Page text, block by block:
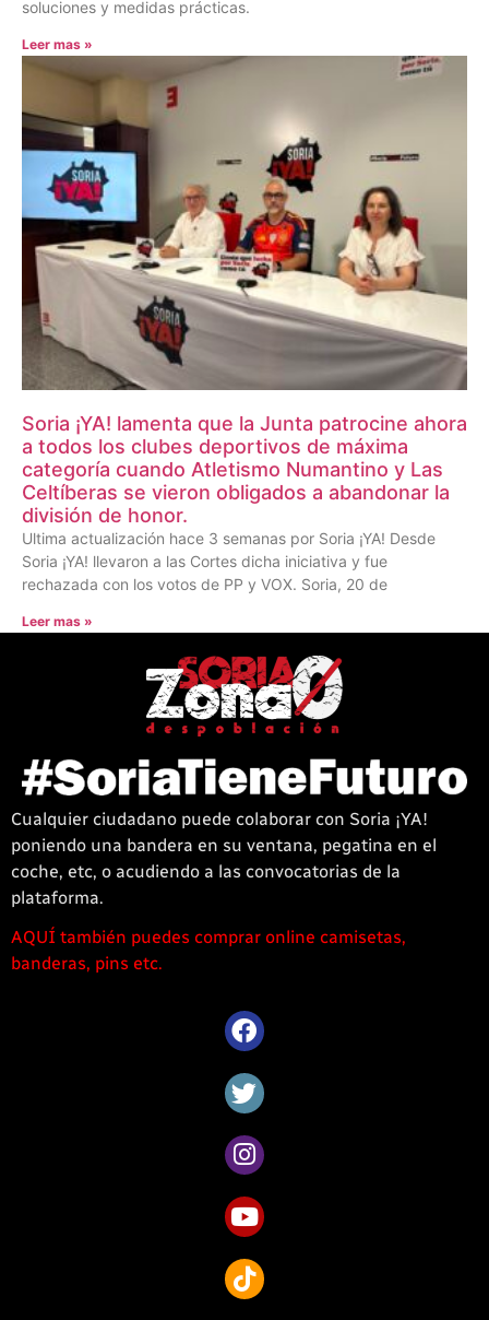
soluciones y medidas prácticas.
Leer mas »
Soria ¡YA! lamenta que la Junta patrocine ahora
a todos los clubes deportivos de máxima
categoría cuando Atletismo Numantino y Las
Celtíberas se vieron obligados a abandonar la
división de honor.
Ultima actualización hace 3 semanas por Soria ¡YA! Desde
Soria ¡YA! llevaron a las Cortes dicha iniciativa y fue
rechazada con los votos de PP y VOX. Soria, 20 de
Leer mas »
Cualquier ciudadano puede colaborar con Soria ¡YA!
poniendo una bandera en su ventana, pegatina en el
coche, etc, o acudiendo a las convocatorias de la
plataforma.
1win
casino
AQUÍ también puedes comprar online camisetas,
banderas, pins etc.